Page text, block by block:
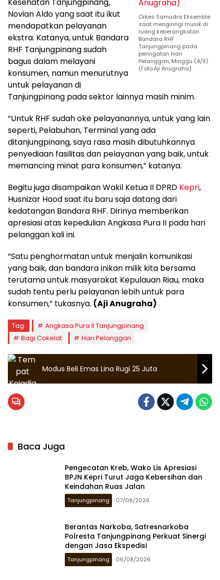
Orkes Samudra Eksemble
saat mengiringi musik di
ruang keberangkatan
Bandara RHF
Tanjungpinang pada
peringatan Hari
Pelanggan, Minggu (4/9).
(Foto.Aji Anugraha)
Novian Aldo yang saat itu ikut
mendapatkan pelayanan
ekstra. Katanya, untuk Bandara
RHF Tanjungpinang sudah
bagus dalam melayani
konsumen, namun menurutnya
untuk pelayanan di
Tanjungpinang pada sektor lainnya masih minim.
“Untuk RHF sudah oke pelayanannya, untuk yang lain
seperti, Pelabuhan, Terminal yang ada
ditanjungpinang, saya rasa masih dibutuhkannya
penyediaan fasilitas dan pelayanan yang baik, untuk
memancing minat para konsumen,” katanya.
Begitu juga disampaikan Wakil Ketua II DPRD Kepri,
Husnizar Hood saat itu baru saja datang dari
kedatangan Bandara RHF. Dirinya memberikan
apresiasi atas kepedulian Angkasa Pura II pada hari
pelanggan kali ini.
“Satu penghormatan untuk menjalin komunikasi
yang baik, dan bandara inikan milik kita bersama
terutama untuk masyarakat Kepulauan Riau, maka
sudah tentu perlu pelayanan lebih untuk para
konsumen,” tukasnya. (Aji Anugraha)
Tag:
Angkasa Pura II Tanjungpinang
Bagi Cokelat
Hari Pelanggan
Modus Beli Emas Lina Rugi 25 Juta
Baca Juga
Pengecatan Kreb, Wako Lis Apresiasi
BPJN Kepri Turut Jaga Kebersihan dan
Keindahan Ruas Jalan
Tanjungpinang 07/08/2026
Berantas Narkoba, Satresnarkoba
Polresta Tanjungpinang Perkuat Sinergi
dengan Jasa Ekspedisi
Tanjungpinang 06/08/2026